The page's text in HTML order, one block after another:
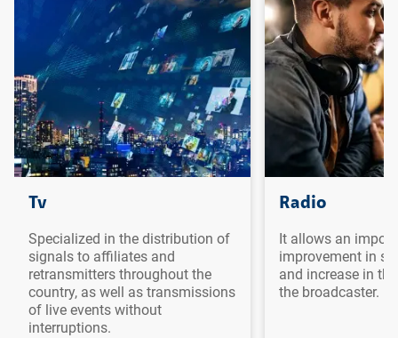
Tv
Specialized in the distribution of
signals to affiliates and
retransmitters throughout the
country, as well as transmissions
of live events without
interruptions.
Radio
It allows an
improvement in
and increase in
the broadcaster.